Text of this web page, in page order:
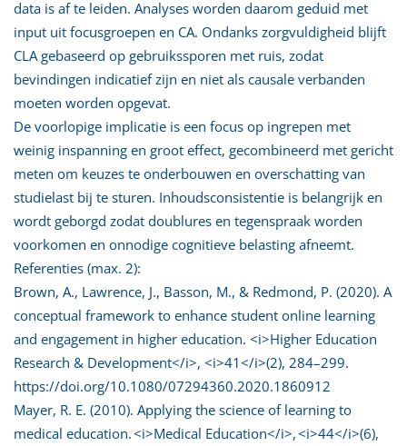
data is af te leiden. Analyses worden daarom geduid met
input uit focusgroepen en CA. Ondanks zorgvuldigheid blijft
CLA gebaseerd op gebruikssporen met ruis, zodat
bevindingen indicatief zijn en niet als causale verbanden
moeten worden opgevat.
De voorlopige implicatie is een focus op ingrepen met
weinig inspanning en groot effect, gecombineerd met gericht
meten om keuzes te onderbouwen en overschatting van
studielast bij te sturen. Inhoudsconsistentie is belangrijk en
wordt geborgd zodat doublures en tegenspraak worden
voorkomen en onnodige cognitieve belasting afneemt.
Referenties (max. 2):
Brown, A., Lawrence, J., Basson, M., & Redmond, P. (2020). A
conceptual framework to enhance student online learning
and engagement in higher education. <i>Higher Education
Research & Development</i>, <i>41</i>(2), 284–299.
https://doi.org/10.1080/07294360.2020.1860912
Mayer, R. E. (2010). Applying the science of learning to
medical education. <i>Medical Education</i>, <i>44</i>(6),